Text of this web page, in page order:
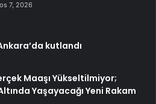
7, 2026
kutlandı
Maaşı Yükseltilmiyor;
Altında Yaşayacağı Yeni Rakam